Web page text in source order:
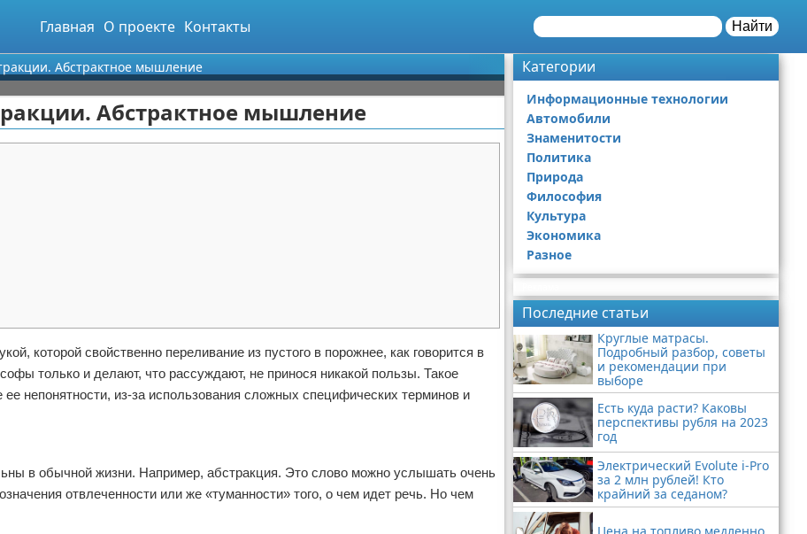
Главная О проекте Контакты Найти
Абстрактное мышление
Абстрактное мышление
которой свойственно переливание из пустого в порожнее, как говорится в
только и делают, что рассуждают, не принося никакой пользы. Такое
непонятности, из-за использования сложных специфических терминов и
в обычной жизни. Например, абстракция. Это слово можно услышать очень
отвлеченности или же «туманности» того, о чем идет речь. Но чем
Категории
Информационные технологии
Автомобили
Знаменитости
Политика
Природа
Философия
Культура
Экономика
Разное
Последние статьи
Круглые матрасы.
Подробный разбор, советы
и рекомендации при
выборе
Есть куда расти? Каковы
перспективы рубля на 2023
год
Электрический Evolute i-Pro
за 2 млн рублей! Кто
крайний за седаном?